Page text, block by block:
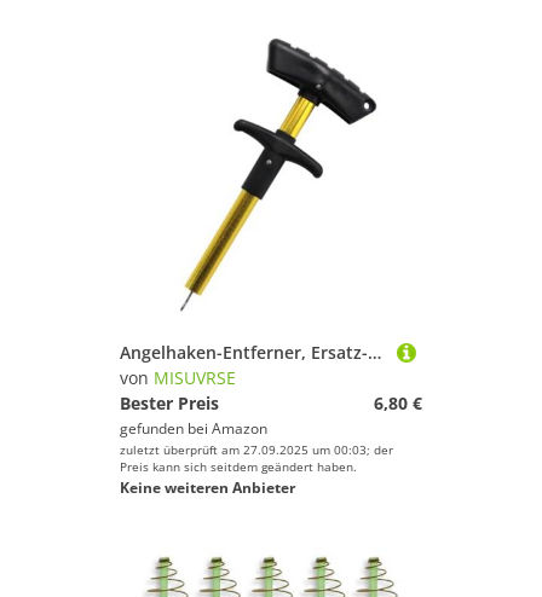
Angelhaken-Entferner, Ersatz-T-förmiger Trenner, für Angler, einfach zu bedienender Angelhaken-Entferner
von MISUVRSE
Bester Preis
6,80 €
gefunden bei Amazon
zuletzt überprüft am 27.09.2025 um 00:03; der
Preis kann sich seitdem geändert haben.
Keine weiteren Anbieter